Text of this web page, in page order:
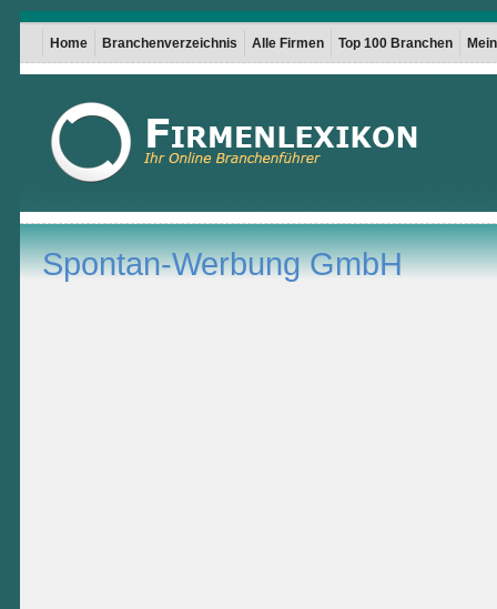
Home Branchenverzeichnis Alle Firmen Top 100 Branchen
Spontan-Werbung GmbH